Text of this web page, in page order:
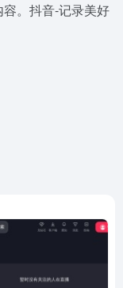
。抖音-记录美好